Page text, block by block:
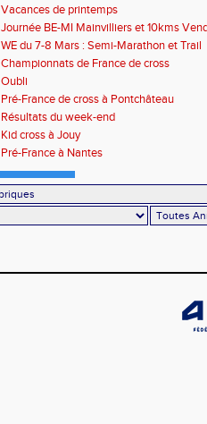
Vacances de printemps
Journée BE-MI Mainvilliers et 10kms
WE du 7-8 Mars : Semi-Marathon et Trail
Championnats de France de cross
Oubli
Pré-France de cross à Pontchâteau
Résultats du week-end
Kid cross à Jouy
Pré-France à Nantes